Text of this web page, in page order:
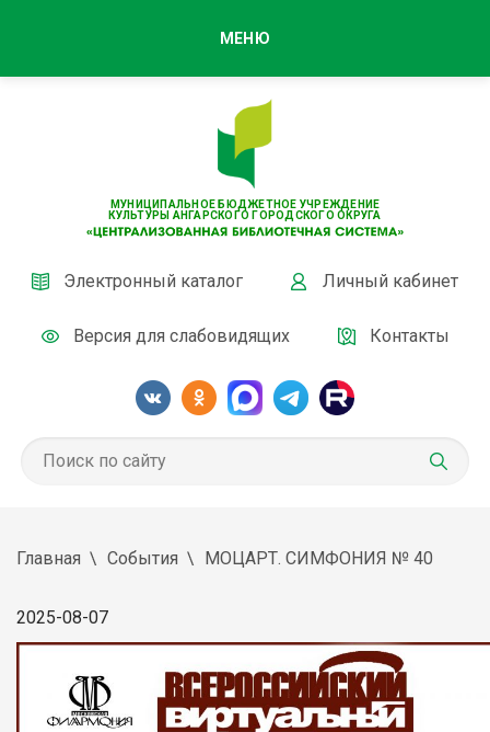
МУНИЦИПАЛЬНОЕ БЮДЖЕТНОЕ УЧРЕЖДЕНИЕ
КУЛЬТУРЫ АНГАРСКОГО ГОРОДСКОГО ОКРУГА
Электронный каталог Личный кабинет
Версия для слабовидящих Контакты
МЕНЮ
Главная События МОЦАРТ. СИМФОНИЯ № 40
2025-08-07